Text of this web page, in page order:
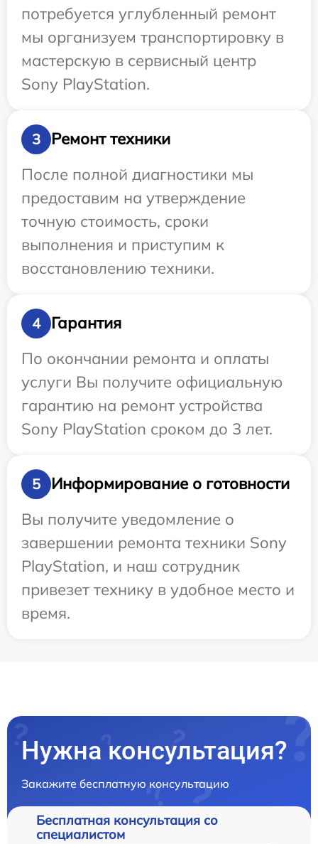
потребуется углубленный ремонт
мы организуем транспортировку в
мастерскую в сервисный центр
Sony PlayStation.
3
Ремонт техники
После полной диагностики мы
предоставим на утверждение
точную стоимость, сроки
выполнения и приступим к
восстановлению техники.
4
Гарантия
По окончании ремонта и оплаты
услуги Вы получите официальную
гарантию на ремонт устройства
Sony PlayStation сроком до 3 лет.
5
Информирование о готовности
Вы получите уведомление о
завершении ремонта техники Sony
PlayStation, и наш сотрудник
привезет технику в удобное место и
время.
Нужна консультация?
Закажите бесплатную консультацию
Бесплатная консультация со
специалистом